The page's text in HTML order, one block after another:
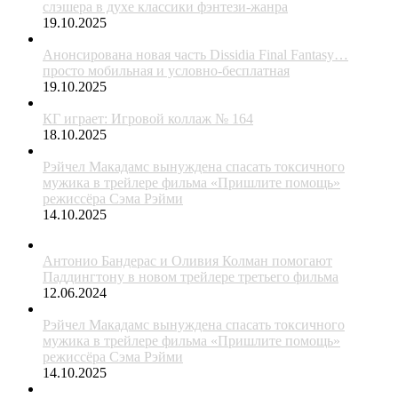
слэшера в духе классики фэнтези-жанра
19.10.2025
Анонсирована новая часть Dissidia Final Fantasy…
просто мобильная и условно-бесплатная
19.10.2025
КГ играет: Игровой коллаж № 164
18.10.2025
Рэйчел Макадамс вынуждена спасать токсичного
мужика в трейлере фильма «Пришлите помощь»
режиссёра Сэма Рэйми
14.10.2025
Антонио Бандерас и Оливия Колман помогают
Паддингтону в новом трейлере третьего фильма
12.06.2024
Рэйчел Макадамс вынуждена спасать токсичного
мужика в трейлере фильма «Пришлите помощь»
режиссёра Сэма Рэйми
14.10.2025